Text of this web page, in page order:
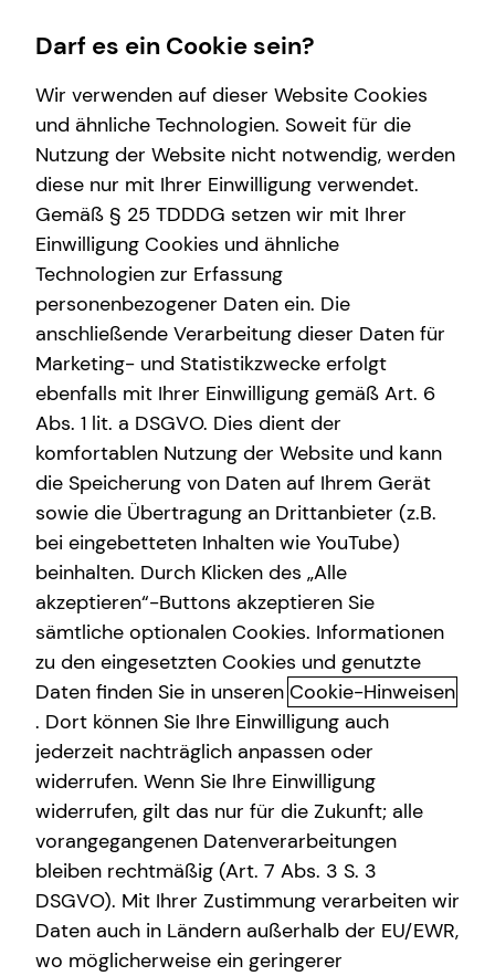
Wissenswertes
Über mich
Über tecis
Ole Fritsch
Regional Manager
Anrede
Titel
Vorname
Nachname
Adresse
Hausnummer
Postleitzahl
Telefonnummer
Darf es ein Cookie sein?
Wir verwenden auf dieser Website Cookies
und ähnliche Technologien. Soweit für die
Nutzung der Website nicht notwendig, werden
diese nur mit Ihrer Einwilligung verwendet.
Gemäß § 25 TDDDG setzen wir mit Ihrer
Einwilligung Cookies und ähnliche
Technologien zur Erfassung
personenbezogener Daten ein. Die
anschließende Verarbeitung dieser Daten für
Marketing- und Statistikzwecke erfolgt
ebenfalls mit Ihrer Einwilligung gemäß Art. 6
Abs. 1 lit. a DSGVO. Dies dient der
komfortablen Nutzung der Website und kann
die Speicherung von Daten auf Ihrem Gerät
sowie die Übertragung an Drittanbieter (z.B.
bei eingebetteten Inhalten wie YouTube)
beinhalten. Durch Klicken des „Alle
akzeptieren“-Buttons akzeptieren Sie
sämtliche optionalen Cookies. Informationen
zu den eingesetzten Cookies und genutzte
Daten finden Sie in unseren Cookie-Hinweisen
. Dort können Sie Ihre Einwilligung auch
jederzeit nachträglich anpassen oder
widerrufen. Wenn Sie Ihre Einwilligung
widerrufen, gilt das nur für die Zukunft; alle
vorangegangenen Datenverarbeitungen
bleiben rechtmäßig (Art. 7 Abs. 3 S. 3
DSGVO). Mit Ihrer Zustimmung verarbeiten wir
Daten auch in Ländern außerhalb der EU/EWR,
wo möglicherweise ein geringerer